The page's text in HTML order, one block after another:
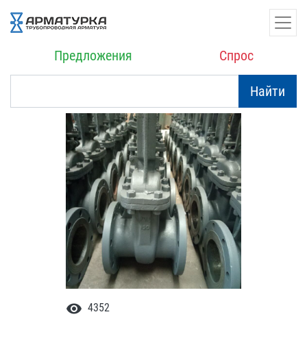
Предложения Спрос
Найти
visibility 4352